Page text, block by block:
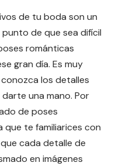
de tu boda son un
de que sea difícil
románticas
gran día. Es muy
los detalles
una mano. Por
de poses
que te familiarices con
cada detalle de
en imágenes